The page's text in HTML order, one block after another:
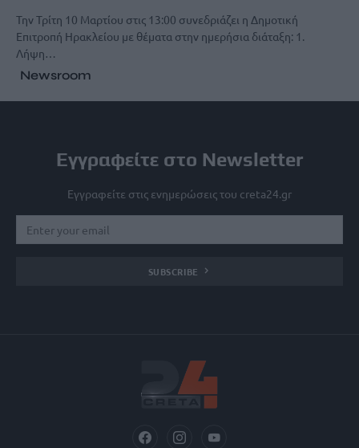
Την Τρίτη 10 Μαρτίου στις 13:00 συνεδριάζει η Δημοτική
Επιτροπή Ηρακλείου με θέματα στην ημερήσια διάταξη: 1.
Λήψη…
Newsroom
Εγγραφείτε στο Newsletter
Εγγραφείτε στις ενημερώσεις του creta24.gr
SUBSCRIBE